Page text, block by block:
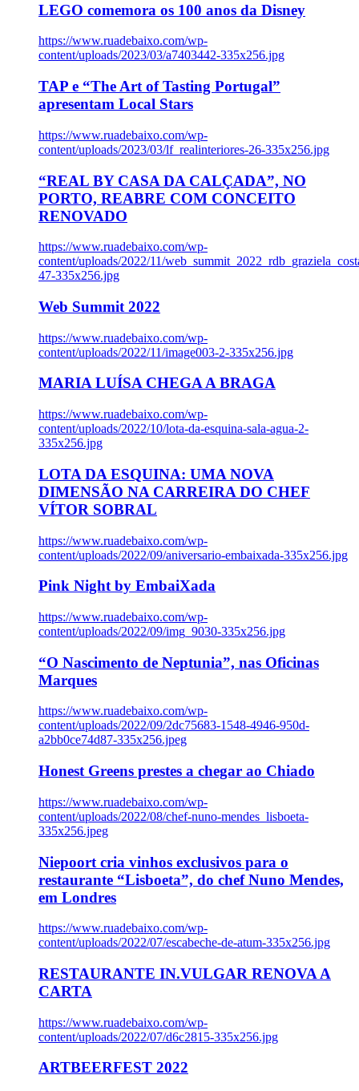
LEGO comemora os 100 anos da Disney
https://www.ruadebaixo.com/wp-
content/uploads/2023/03/a7403442-335x256.jpg
TAP e “The Art of Tasting Portugal”
apresentam Local Stars
https://www.ruadebaixo.com/wp-
content/uploads/2023/03/lf_realinteriores-26-335x256.jpg
“REAL BY CASA DA CALÇADA”, NO
PORTO, REABRE COM CONCEITO
RENOVADO
https://www.ruadebaixo.com/wp-
content/uploads/2022/11/
47-335x256.jpg
Web Summit 2022
https://www.ruadebaixo.com/wp-
content/uploads/2022/11/image003-2-335x256.jpg
MARIA LUÍSA CHEGA A BRAGA
https://www.ruadebaixo.com/wp-
content/uploads/2022/10/lota-da-esquina-sala-agua-2-
335x256.jpg
LOTA DA ESQUINA: UMA NOVA
DIMENSÃO NA CARREIRA DO CHEF
VÍTOR SOBRAL
https://www.ruadebaixo.com/wp-
content/uploads/2022/09/aniversario-embaixada-335x256.jpg
Pink Night by EmbaiXada
https://www.ruadebaixo.com/wp-
content/uploads/2022/09/img_9030-335x256.jpg
“O Nascimento de Neptunia”, nas Oficinas
Marques
https://www.ruadebaixo.com/wp-
content/uploads/2022/09/2dc75683-1548-4946-950d-
a2bb0ce74d87-335x256.jpeg
Honest Greens prestes a chegar ao Chiado
https://www.ruadebaixo.com/wp-
content/uploads/2022/08/chef-nuno-mendes_lisboeta-
335x256.jpeg
Niepoort cria vinhos exclusivos para o
restaurante “Lisboeta”, do chef Nuno Mendes,
em Londres
https://www.ruadebaixo.com/wp-
content/uploads/2022/07/escabeche-de-atum-335x256.jpg
RESTAURANTE IN.VULGAR RENOVA A
CARTA
https://www.ruadebaixo.com/wp-
content/uploads/2022/07/d6c2815-335x256.jpg
ARTBEERFEST 2022